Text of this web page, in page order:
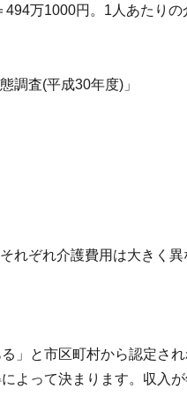
万1000円。1人あたりの
調査(平成30年度)」
れぞれ介護費用は大きく異
」と市区町村から認定さ
よって決まります。収入